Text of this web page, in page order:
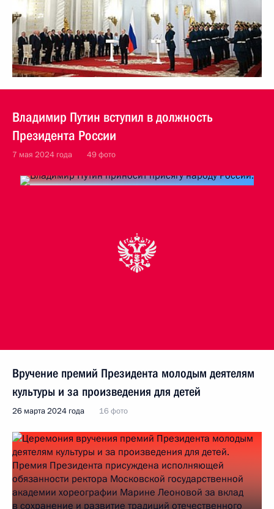
Владимир Путин вступил в должность
Президента России
7 мая 2024 года 49 фото
Вручение премий Президента молодым деятелям
культуры и за произведения для детей
26 марта 2024 года 16 фото